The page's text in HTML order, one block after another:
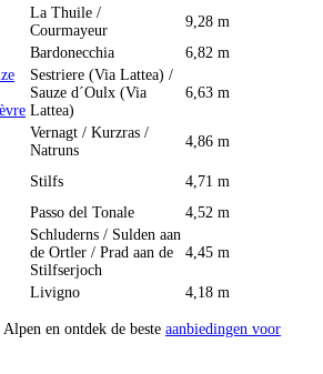
La Thuile /
Courmayeur
9,28 m
Bardonecchia
6,82 m
Sestriere (Via Lattea) /
Sauze d´Oulx (Via
Lattea)
6,63 m
Vernagt / Kurzras /
Natruns
4,86 m
Stilfs
4,71 m
Passo del Tonale 4,52 m
Schluderns / Sulden aan
de Ortler / Prad aan de
Stilfserjoch
4,45 m
Livigno 4,18 m
en ontdek de beste aanbiedingen voor